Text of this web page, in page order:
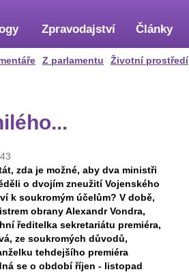
Z parlamentu Životní prostředí
Zpravodajství Články
zda je možné, aby dva ministři
o dvojím zneužití Vojenského
k soukromým účelům? V době,
obrany Alexandr Vondra,
ředitelka sekretariátu premiéra,
ze soukromých důvodů,
tehdejšího premiéra
se o období říjen - listopad